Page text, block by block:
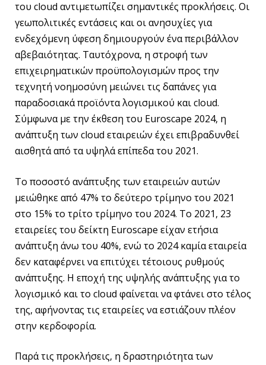
του cloud αντιμετωπίζει σημαντικές προκλήσεις. Οι
γεωπολιτικές εντάσεις και οι ανησυχίες για
ενδεχόμενη ύφεση δημιουργούν ένα περιβάλλον
αβεβαιότητας. Ταυτόχρονα, η στροφή των
επιχειρηματικών προϋπολογισμών προς την
τεχνητή νοημοσύνη μειώνει τις δαπάνες για
παραδοσιακά προϊόντα λογισμικού και cloud.
Σύμφωνα με την έκθεση του Euroscape 2024, η
ανάπτυξη των cloud εταιρειών έχει επιβραδυνθεί
αισθητά από τα υψηλά επίπεδα του 2021.
Το ποσοστό ανάπτυξης των εταιρειών αυτών
μειώθηκε από 47% το δεύτερο τρίμηνο του 2021
στο 15% το τρίτο τρίμηνο του 2024. Το 2021, 23
εταιρείες του δείκτη Euroscape είχαν ετήσια
ανάπτυξη άνω του 40%, ενώ το 2024 καμία εταιρεία
δεν καταφέρνει να επιτύχει τέτοιους ρυθμούς
ανάπτυξης. Η εποχή της υψηλής ανάπτυξης για το
λογισμικό και το cloud φαίνεται να φτάνει στο τέλος
της, αφήνοντας τις εταιρείες να εστιάζουν πλέον
στην κερδοφορία.
Παρά τις προκλήσεις, η δραστηριότητα των